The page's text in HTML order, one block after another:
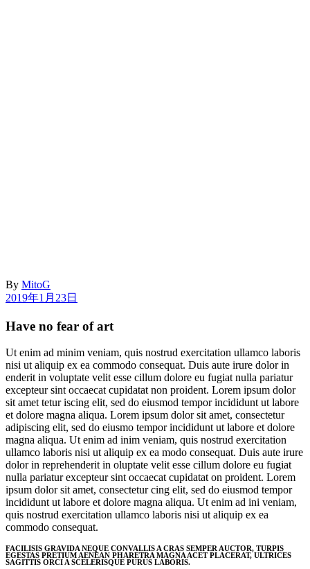
By MitoG
2019年1月23日
Have no fear of art
Ut enim ad minim veniam, quis nostrud exercitation ullamco laboris
nisi ut aliquip ex ea commodo consequat. Duis aute irure dolor in
enderit in voluptate velit esse cillum dolore eu fugiat nulla pariatur
excepteur sint occaecat cupidatat non proident. Lorem ipsum dolor
sit amet tetur iscing elit, sed do eiusmod tempor incididunt ut labore
et dolore magna aliqua. Lorem ipsum dolor sit amet, consectetur
adipiscing elit, sed do eiusmo tempor incididunt ut labore et dolore
magna aliqua. Ut enim ad inim veniam, quis nostrud exercitation
ullamco laboris nisi ut aliquip ex ea modo consequat. Duis aute irure
dolor in reprehenderit in oluptate velit esse cillum dolore eu fugiat
nulla pariatur excepteur sint occaecat cupidatat on proident. Lorem
ipsum dolor sit amet, consectetur cing elit, sed do eiusmod tempor
incididunt ut labore et dolore magna aliqua. Ut enim ad ini veniam,
quis nostrud exercitation ullamco laboris nisi ut aliquip ex ea
commodo consequat.
FACILISIS GRAVIDA NEQUE CONVALLIS A CRAS SEMPER AUCTOR, TURPIS
EGESTAS PRETIUM AENEAN PHARETRA MAGNA ACET PLACERAT, ULTRICES
SAGITTIS ORCI A SCELERISQUE PURUS LABORIS.